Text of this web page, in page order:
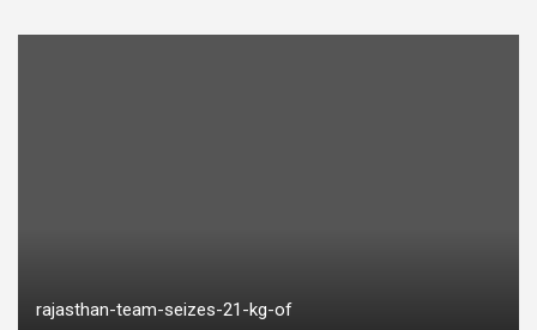
rajasthan-team-seizes-21-kg-of